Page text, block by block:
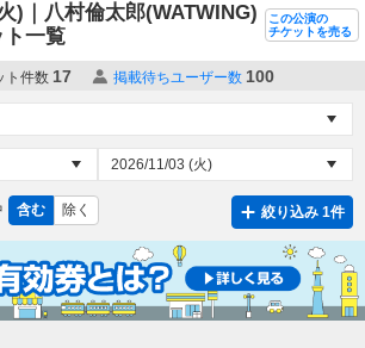
)｜八村倫太郎(WATWING)
一覧
この公演の
チケットを売る
ト件数 17 掲載待ちユーザー数 100
含む 除く 絞り込み 1件